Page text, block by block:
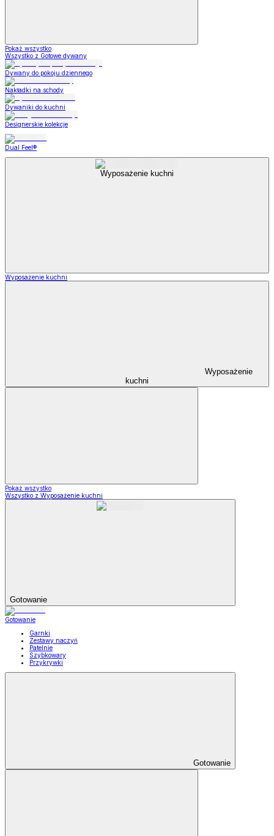
Pokaż wszystko
Wszystko z Gotowe dywany
Dywany do pokoju dziennego
Nakładki na schody
Dywaniki do kuchni
Designerskie kolekcje
Dual Feel®
Wyposażenie kuchni
Wyposażenie kuchni
Wyposażenie
kuchni
Pokaż wszystko
Wszystko z Wyposażenie kuchni
Gotowanie
Gotowanie
Garnki
Zestawy naczyń
Patelnie
Szybkowary
Przykrywki
Gotowanie